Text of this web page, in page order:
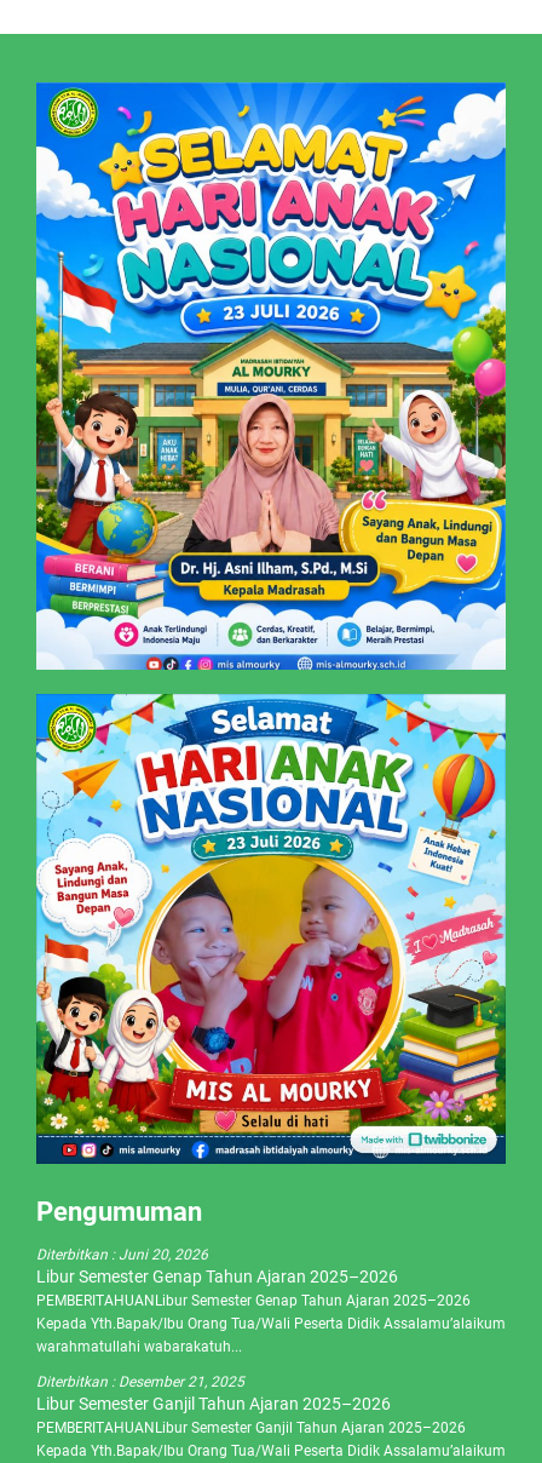
Pengumuman
Diterbitkan :Juni 20, 2026
Libur Semester Genap Tahun Ajaran 2025–2026
PEMBERITAHUANLibur Semester Genap Tahun Ajaran 2025–2026
Kepada Yth.Bapak/Ibu Orang Tua/Wali Peserta Didik Assalamu’alaikum
warahmatullahi wabarakatuh...
Diterbitkan : Desember 21, 2025
Libur Semester Ganjil Tahun Ajaran 2025–2026
PEMBERITAHUANLibur Semester Ganjil Tahun Ajaran 2025–2026
Kepada Yth.Bapak/Ibu Orang Tua/Wali Peserta Didik Assalamu’alaikum